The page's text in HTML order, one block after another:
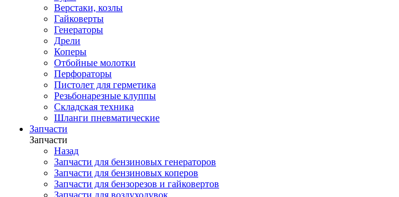
Верстаки, козлы
Гайковерты
Генераторы
Дрели
Коперы
Отбойные молотки
Перфораторы
Пистолет для герметика
Резьбонарезные клуппы
Складская техника
Шланги пневматические
Запчасти
Запчасти
Назад
Запчасти для бензиновых генераторов
Запчасти для бензиновых коперов
Запчасти для бензорезов и гайковертов
Запчасти для воздуходувок